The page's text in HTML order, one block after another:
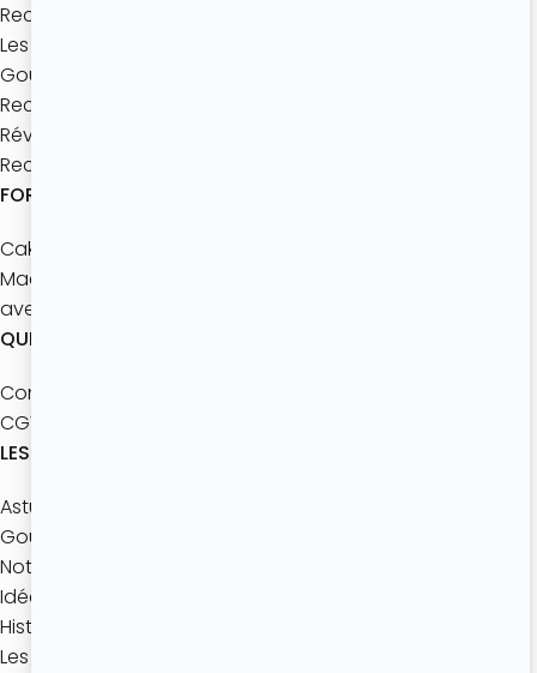
Recettes à thème
Les bases de pâtisserie
Goûters maison
Recettes express
Réveils gourmands
Recettes à partager
FORMATIONS
Cake Design Master
Macarons
avec les enfants
QUI SOMMES-NOUS ?
Contact
CGV
LES ACTUALITÉS
Astuces pâtisserie
Gourmandise de Saison
Notre jeu mobile
Idées gourmandes
Histoires de Desserts
Les coulisses de l’Atelier